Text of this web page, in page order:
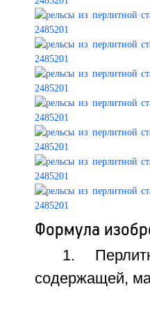
Формула
1.
содержащей,